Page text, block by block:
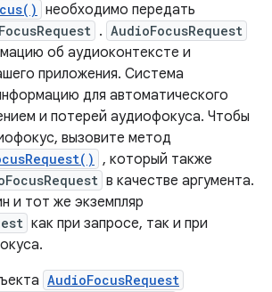
необходимо передать
. AudioFocusRequest
об аудиоконтексте и
приложения. Система
для автоматического
и потерей аудиофокуса. Чтобы
вызовите метод
, который также
в качестве аргумента.
и тот же экземпляр
как при запросе, так и при
AudioFocusRequest